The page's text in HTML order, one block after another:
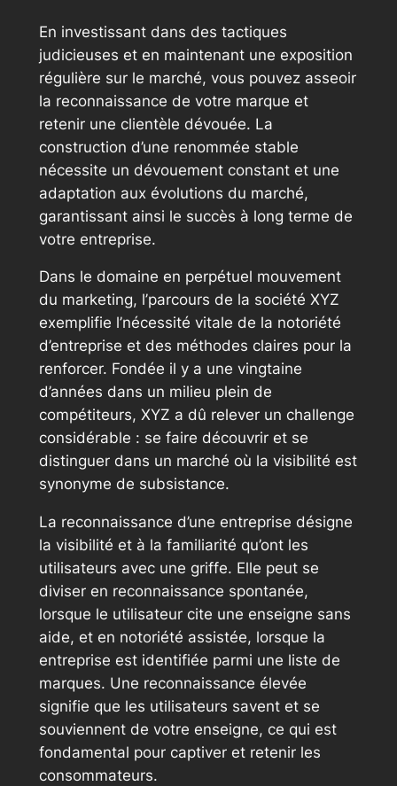
En investissant dans des tactiques
judicieuses et en maintenant une exposition
régulière sur le marché, vous pouvez asseoir
la reconnaissance de votre marque et
retenir une clientèle dévouée. La
construction d’une renommée stable
nécessite un dévouement constant et une
adaptation aux évolutions du marché,
garantissant ainsi le succès à long terme de
votre entreprise.
Dans le domaine en perpétuel mouvement
du marketing, l’parcours de la société XYZ
exemplifie l’nécessité vitale de la notoriété
d’entreprise et des méthodes claires pour la
renforcer. Fondée il y a une vingtaine
d’années dans un milieu plein de
compétiteurs, XYZ a dû relever un challenge
considérable : se faire découvrir et se
distinguer dans un marché où la visibilité est
synonyme de subsistance.
La reconnaissance d’une entreprise désigne
la visibilité et à la familiarité qu’ont les
utilisateurs avec une griffe. Elle peut se
diviser en reconnaissance spontanée,
lorsque le utilisateur cite une enseigne sans
aide, et en notoriété assistée, lorsque la
entreprise est identifiée parmi une liste de
marques. Une reconnaissance élevée
signifie que les utilisateurs savent et se
souviennent de votre enseigne, ce qui est
fondamental pour captiver et retenir les
consommateurs.